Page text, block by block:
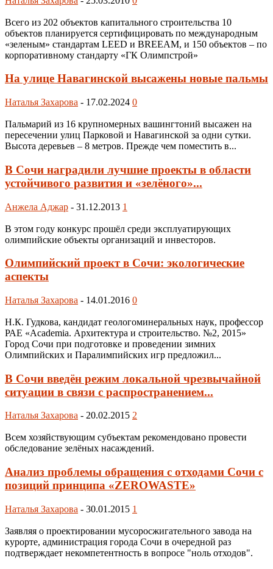
Всего из 202 объектов капитального строительства 10
объектов планируется сертифицировать по международным
«зеленым» стандартам LEED и BREEAM, и 150 объектов – по
корпоративному стандарту «ГК Олимпстрой»
На улице Навагинской высажены новые пальмы
Наталья Захарова - 17.02.2024 0
Пальмарий из 16 крупномерных вашингтоний высажен на
пересечении улиц Парковой и Навагинской за одни сутки.
Высота деревьев – 8 метров. Прежде чем поместить в...
В Сочи наградили лучшие проекты в области
устойчивого развития и «зелёного»...
Анжела Аджар - 31.12.2013 1
В этом году конкурс прошёл среди эксплуатирующих
олимпийские объекты организаций и инвесторов.
Олимпийский проект в Сочи: экологические
аспекты
Наталья Захарова - 14.01.2016 0
Н.К. Гудкова, кандидат геологоминерaльных наук, профессор
РАЕ «Academia. Архитектура и строительство. №2, 2015»
Город Сочи при подготовке и проведении зимних
Олимпийских и Паралимпийских игр предложил...
В Сочи введён режим локальной чрезвычайной
ситуации в связи с распространением...
Наталья Захарова - 20.02.2015 2
Всем хозяйствующим субъектам рекомендовано провести
обследование зелёных насаждений.
Анализ проблемы обращения с отходами Сочи с
позиций принципа «ZEROWASTE»
Наталья Захарова - 30.01.2015 1
Заявляя о проектировании мусоросжигательного завода на
курорте, администрация города Сочи в очередной раз
подтверждает некомпетентность в вопросе "ноль отходов".